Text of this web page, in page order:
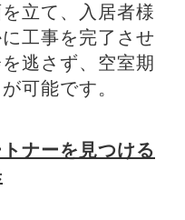
立て、入居者様
工事を完了させ
逃さず、空室期
可能です。
ナーを見つける